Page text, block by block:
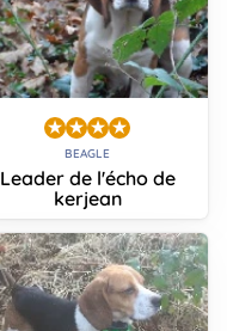
BEAGLE
Leader de l'écho de
kerjean